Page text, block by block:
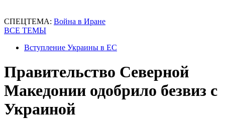
СПЕЦТЕМА: Война в Иране
ВСЕ ТЕМЫ
Вступление Украины в ЕС
Правительство Северной
Македонии одобрило безвиз с
Украиной